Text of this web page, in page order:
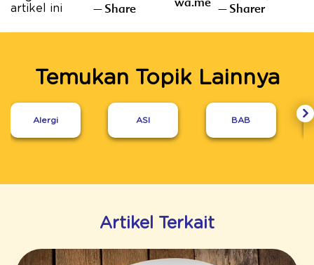
artikel ini
– Share
– Sharer
Temukan Topik Lainnya
Alergi ASI BAB
Artikel Terkait